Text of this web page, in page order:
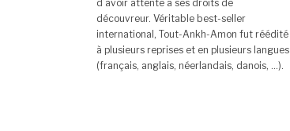
d’avoir attenté à ses droits de
découvreur. Véritable best-seller
international, Tout-Ankh-Amon fut réédité
à plusieurs reprises et en plusieurs langues
(français, anglais, néerlandais, danois, …).